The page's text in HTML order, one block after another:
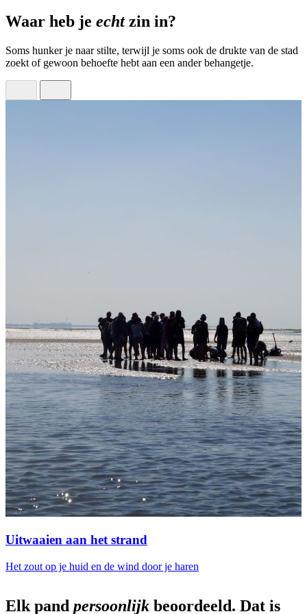
Waar heb je echtzin in?
Soms hunker je naar stilte, terwijl je soms ook de drukte van de stad
zoekt of gewoon behoefte hebt aan een ander behangetje.
Uitwaaien aan het strand
Het zout op je huid en de wind door je haren
Elk pand persoonlijk beoordeeld. Dat is